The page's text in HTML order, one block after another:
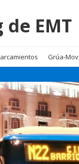
de
Grúa-